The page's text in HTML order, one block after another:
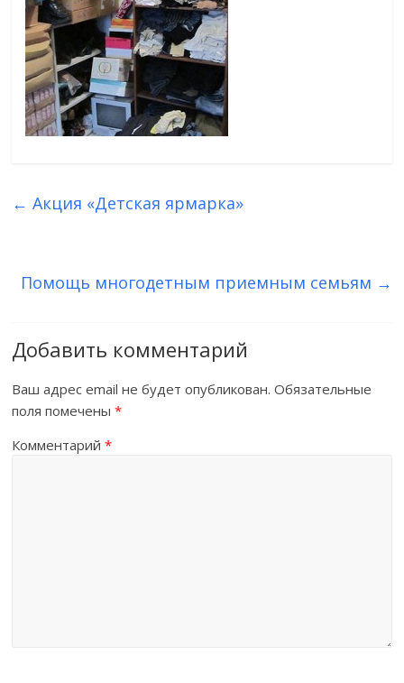
← Акция «Детская ярмарка»
Помощь многодетным приемным семьям →
Добавить комментарий
Ваш адрес email не будет опубликован. Обязательные
поля помечены*
Комментарий*